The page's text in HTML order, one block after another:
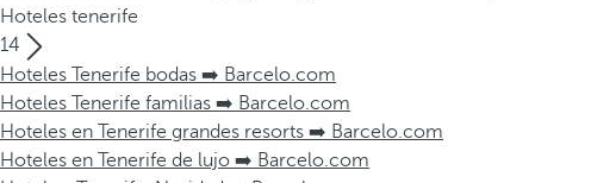
Hoteles tenerife
14
Hoteles Tenerife bodas ➡️ Barcelo.com
Hoteles Tenerife familias ➡️ Barcelo.com
Hoteles en Tenerife grandes resorts ➡️ Barcelo.com
Hoteles en Tenerife de lujo ➡️ Barcelo.com